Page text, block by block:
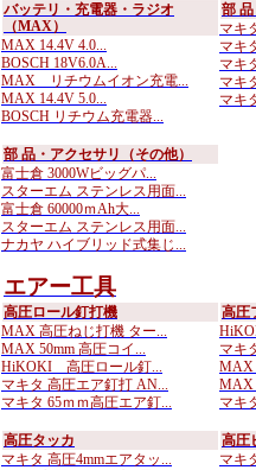
バッテリ・充電器・ラジオ
（MAX）
MAX 14.4V 4.0...
BOSCH 18V6.0A...
MAX リチウムイオン充電...
MAX 14.4V 5.0...
BOSCH リチウム充電器...
部
マキ
マキ
マキ
マキ
マキ
部 品・アクセサリ（その他）
富士倉 3000Wビッグパ...
スターエム ステンレス用面...
富士倉 60000ｍAh大...
スターエム ステンレス用面...
ナカヤ ハイブリッド式集じ...
エアー工具
高圧ロール釘打機
MAX 高圧ねじ打機 ター...
MAX 50mm 高圧コイ...
HiKOKI 高圧ロール釘...
マキタ 高圧エア釘打 AN...
マキタ 65ｍｍ高圧エア釘...
高圧
マキ
MAX
MAX
マキ
高圧タッカ
マキタ 高圧4mmエアタッ...
高圧
マキ